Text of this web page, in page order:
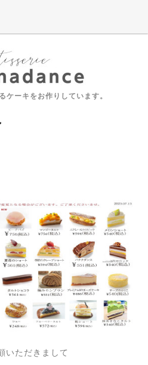
ケーキをお作りしています。
いただきまして